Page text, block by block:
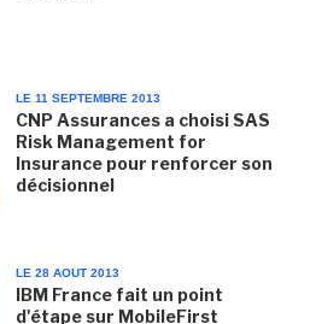
LE 11 SEPTEMBRE 2013
CNP Assurances a choisi SAS
Risk Management for
Insurance pour renforcer son
décisionnel
LE 28 AOUT 2013
IBM France fait un point
d'étape sur MobileFirst